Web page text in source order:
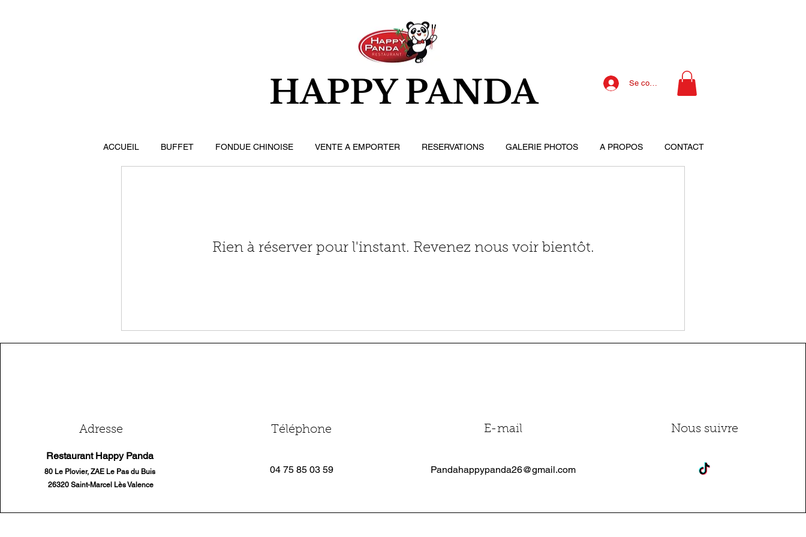
HAPPY PANDA Se connecter
ACCUEIL BUFFET FONDUE CHINOISE VENTE A EMPORTER RESERVATIONS GALERIE PHOTOS A PROPOS CONTACT
Rien à réserver pour l'instant. Revenez nous voir bientôt.
Adresse
Restaurant Happy Panda
80 Le Plovier, ZAE Le Pas du Buis
26320 Saint-Marcel Lès Valence
Téléphone
04 75 85 03 59
E-mail
Pandahappypanda26@gmail.com
Nous suivre